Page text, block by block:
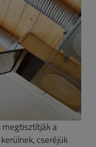
megtisztítják a
cseréjük